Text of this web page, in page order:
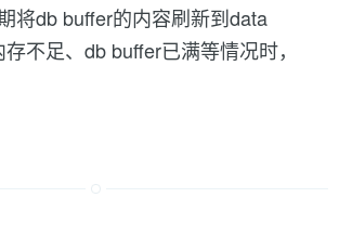
将db buffer的内容刷新到data
不足、db buffer已满等情况时，